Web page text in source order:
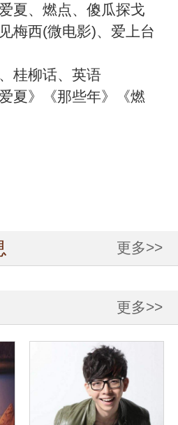
、燃点、傻瓜探戈
西(微电影)、爱上台
柳话、英语
》《那些年》《燃
更多>>
更多>>